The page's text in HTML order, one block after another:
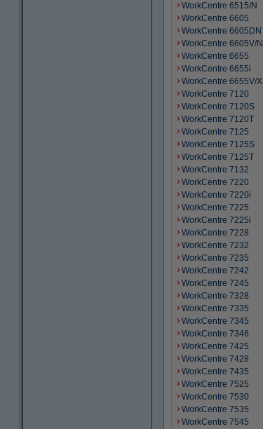
WorkCentre 6515/N
WorkCentre 6605
WorkCentre 6605DN
WorkCentre 6605V/N
WorkCentre 6655
WorkCentre 6655i
WorkCentre 6655V/X
WorkCentre 7120
WorkCentre 7120S
WorkCentre 7120T
WorkCentre 7125
WorkCentre 7125S
WorkCentre 7125T
WorkCentre 7132
WorkCentre 7220
WorkCentre 7220i
WorkCentre 7225
WorkCentre 7225i
WorkCentre 7228
WorkCentre 7232
WorkCentre 7235
WorkCentre 7242
WorkCentre 7245
WorkCentre 7328
WorkCentre 7335
WorkCentre 7345
WorkCentre 7346
WorkCentre 7425
WorkCentre 7428
WorkCentre 7435
WorkCentre 7525
WorkCentre 7530
WorkCentre 7535
WorkCentre 7545